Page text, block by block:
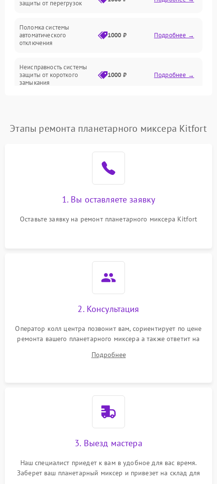
защиты от перегрузок
Поломка системы
автоматического
отключения
1000 ₽ Подробнее →
Неисправность системы
защиты от короткого
замыкания
1000 ₽ Подробнее →
1000 ₽
защиты от перегрузок
1000 ₽
Поломка системы защиты
1000 ₽
Этапы ремонта планетарного миксера Kitfort
1. Вы оставляете заявку
Оставьте заявку на ремонт планетарного миксера Kitfort
2. Консультация
Оператор колл центра позвонит вам, сориентирует по цене
ремонта вашего планетарного миксера а также ответит на
Подробнее
3. Выезд мастера
Наш специалист приедет к вам в удобное для вас время.
Заберет ваш планетарный миксер и привезет на склад для